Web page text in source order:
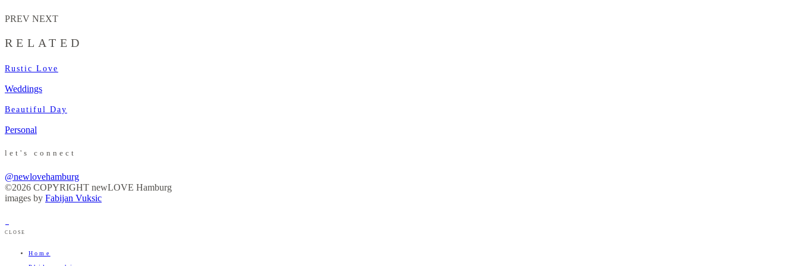
PREV NEXT
RELATED
Rustic Love
Weddings
Beautiful Day
Personal
let's connect
@newlovehamburg
©2026 COPYRIGHT newLOVE Hamburg
images by Fabijan Vuksic
CLOSE
Home